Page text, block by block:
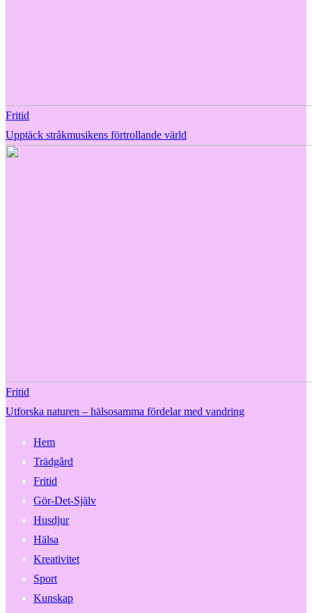
Fritid
Upptäck stråkmusikens förtrollande värld
Fritid
Utforska naturen – hälsosamma fördelar med vandring
Hem
Trädgård
Fritid
Gör-Det-Själv
Husdjur
Hälsa
Kreativitet
Sport
Kunskap